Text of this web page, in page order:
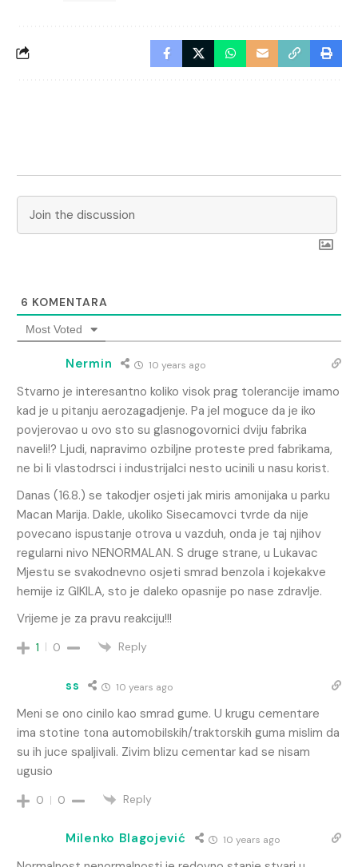
6 KOMENTARA
Most Voted
Nermin 10 years ago
Stvarno je interesantno koliko visok prag tolerancije imamo
kad je u pitanju aerozagadjenje. Pa jel moguce da je iko
povjerovao u ovo sto su glasnogovornici dviju fabrika
naveli!? Ljudi, napravimo ozbiljne proteste pred fabrikama,
ne bi li vlastodrsci i industrijalci nesto ucinili u nasu korist.
Danas (16.8.) se takodjer osjeti jak miris amonijaka u parku
Macan Marija. Dakle, ukoliko Sisecamovci tvrde da nije
povecano ispustanje otrova u vazduh, onda je taj njihov
regularni nivo NENORMALAN. S druge strane, u Lukavac
Mjestu se svakodnevno osjeti smrad benzola i kojekakve
hemije iz GIKILA, sto je daleko opasnije po nase zdravlje.
Vrijeme je za pravu reakciju!!!
1 0 Reply
ss 10 years ago
Meni se ono cinilo kao smrad gume. U krugu cementare
ima stotine tona automobilskih/traktorskih guma mislim da
su ih juce spaljivali. Zivim blizu cementar kad se nisam
ugusio
0 0 Reply
Milenko Blagojević 10 years ago